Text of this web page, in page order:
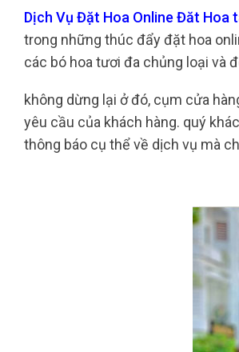
Dịch Vụ Đặt Hoa Online Đăt Hoa
trong những thúc đẩy đặt hoa
các bó hoa tươi đa chủng loại và
không dừng lại ở đó, cụm cửa
yêu cầu của khách hàng. quý
thông báo cụ thể về dịch vụ mà